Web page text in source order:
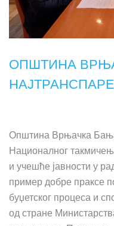
ОПШТИНА
Општина Врњачка
Националног
и учешће јавности у
пример добре праксе
буџетског процеса и
од стране